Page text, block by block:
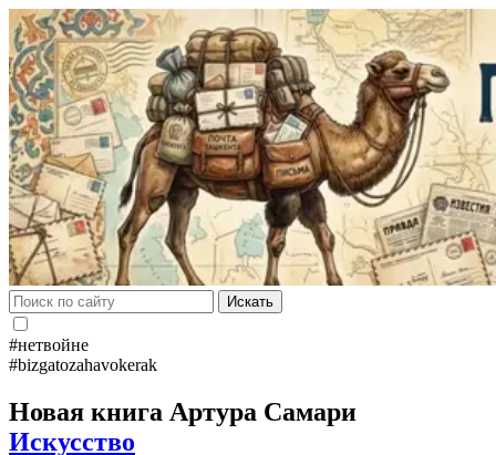
Искать
#нетвойне
#bizgatozahavokerak
Новая книга Артура Самари
Искусство